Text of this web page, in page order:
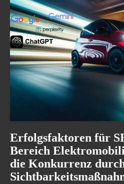
Erfolgsfaktoren für
Bereich
die Konkurrenz